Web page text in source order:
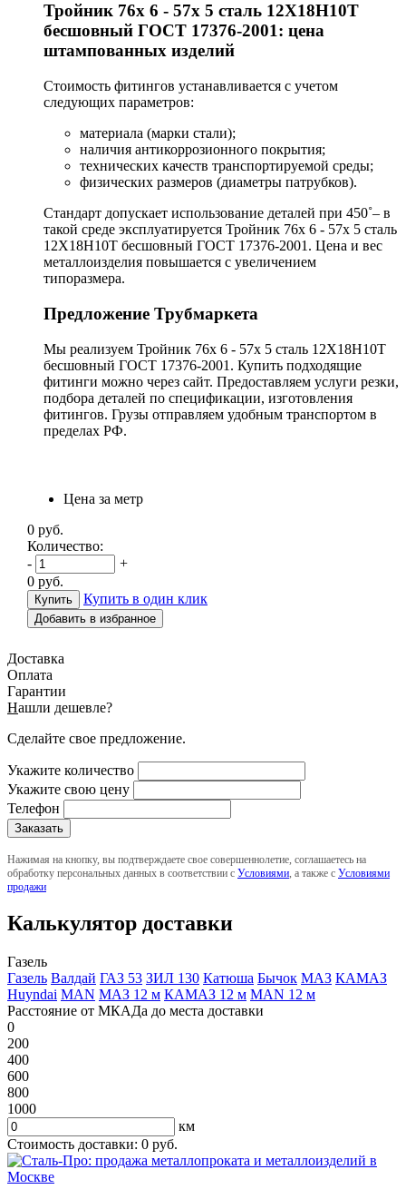
Тройник 76х 6 - 57х 5 сталь 12Х18Н10Т
бесшовный ГОСТ 17376-2001: цена
штампованных изделий
Стоимость фитингов устанавливается с учетом
следующих параметров:
материала (марки стали);
наличия антикоррозионного покрытия;
технических качеств транспортируемой среды;
физических размеров (диаметры патрубков).
Стандарт допускает использование деталей при 450˚– в
такой среде эксплуатируется Тройник 76х 6 - 57х 5 сталь
12Х18Н10Т бесшовный ГОСТ 17376-2001. Цена и вес
металлоизделия повышается с увеличением
типоразмера.
Предложение Трубмаркета
Мы реализуем Тройник 76х 6 - 57х 5 сталь 12Х18Н10Т
бесшовный ГОСТ 17376-2001. Купить подходящие
фитинги можно через сайт. Предоставляем услуги резки,
подбора деталей по спецификации, изготовления
фитингов. Грузы отправляем удобным транспортом в
пределах РФ.
Цена за метр
0 руб.
Количество:
-
+
0 руб.
Купить в один клик
Добавить в избранное
Доставка
Оплата
Гарантии
Нашли дешевле?
Сделайте свое предложение.
Укажите количество
Укажите свою цену
Телефон
Нажимая на кнопку, вы подтверждаете свое совершеннолетие, соглашаетесь на
обработку персональных данных в соответствии с Условиями , а также с Условиями
продажи
Калькулятор доставки
Газель
Газель Валдай ГАЗ 53 ЗИЛ 130 Катюша Бычок МАЗ КАМАЗ
Huyndai MAN МАЗ 12 м КАМАЗ 12 м MAN 12 м
Расстояние от МКАДа до места доставки
0
200
400
600
800
1000
км
Стоимость доставки: 0 руб.